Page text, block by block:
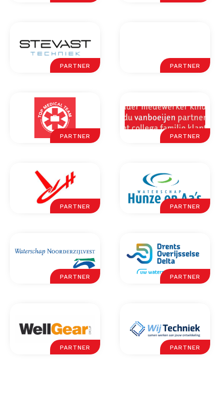
PARTNER PARTNER
PARTNER PARTNER
PARTNER PARTNER
PARTNER PARTNER
PARTNER PARTNER